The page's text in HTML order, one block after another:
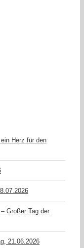
Herz für den
Großer Tag der
21.06.2026